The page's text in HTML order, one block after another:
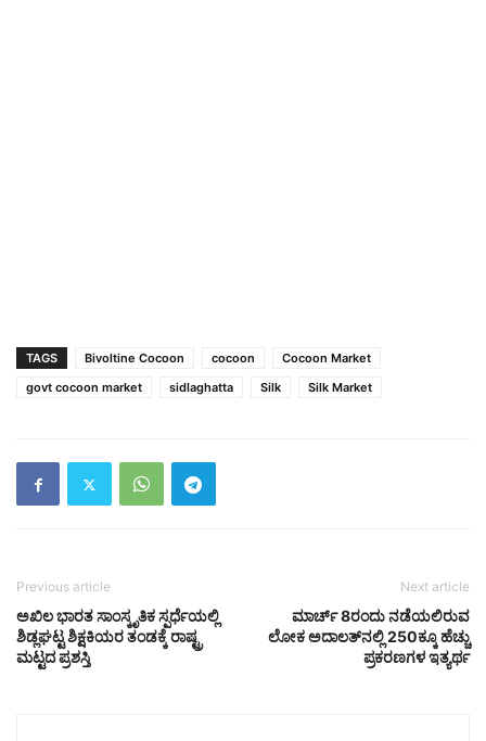
TAGS Bivoltine Cocoon cocoon
Cocoon Market
govt cocoon market
sidlaghatta Silk Silk Market
Previous article
ಅಖಿಲ ಭಾರತ ಸಾಂಸ್ಕೃತಿಕ ಸ್ಪರ್ಧೆಯಲ್ಲಿ
ಶಿಡ್ಲಘಟ್ಟ ಶಿಕ್ಷಕಿಯರ ತಂಡಕ್ಕೆ ರಾಷ್ಟ್ರ
ಮಟ್ಟದ ಪ್ರಶಸ್ತಿ
Next article
ಮಾರ್ಚ್ 8ರಂದು ನಡೆಯಲಿರುವ
ಲೋಕ ಅದಾಲತ್‌ನಲ್ಲಿ 250ಕ್ಕೂ ಹೆಚ್ಚು
ಪ್ರಕರಣಗಳ ಇತ್ಯರ್ಥ